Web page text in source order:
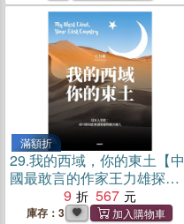
滿額折
29.我的西域，你的東土【中
國最敢言的作家王力雄探索
新疆議題經典著作新版，新
增〈十六年後續篇〉】
9 567
庫存：3